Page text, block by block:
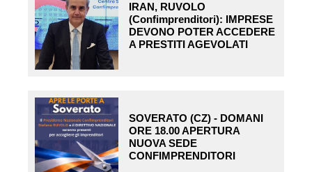
IRAN, RUVOLO
(Confimprenditori): IMPRESE
DEVONO POTER ACCEDERE
A PRESTITI AGEVOLATI
SOVERATO (CZ) - DOMANI
ORE 18.00 APERTURA
NUOVA SEDE
CONFIMPRENDITORI